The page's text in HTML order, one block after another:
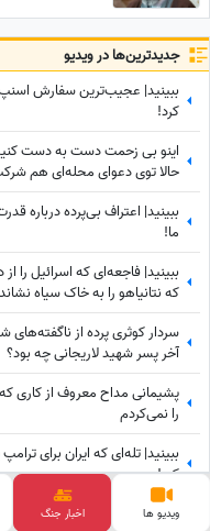
جدید‌ترین‌ها در ویدیو
ببینید| عجیب‌ترین سفارش
کرد!
اینو بی زحمت دست به دست
حالا توی دعوای محله‌ای هم
ببینید| اعتراف بی‌پرده درباره
ما!
ببینید| فاجعه‌ای که اسرائیل را
که نتانیاهو را به خاک سیاه
سردار کوثری پرده از
آخر پسر شهید لاریجانی چه بود؟
پشیمانی مداح معروف از کاری که
را نمی‌کردم
ببینید| تله‌ای که ایران برای
کرد!
رونالدو و جورجینا با
ویدیو ها اخبار جنگ